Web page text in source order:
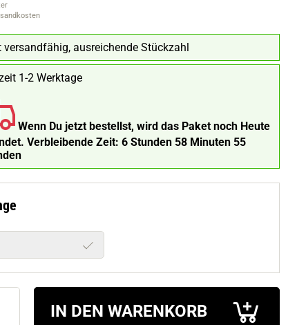
versandfähig, ausreichende Stückzahl
1-2 Werktage
Wenn Du jetzt bestellst, wird das Paket noch Heute
Verbleibende Zeit: 6 Stunden 58 Minuten 54
IN DEN WARENKORB